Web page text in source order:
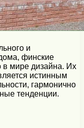
и
финские
в мире дизайна. Их
истинным
гармонично
тенденции.